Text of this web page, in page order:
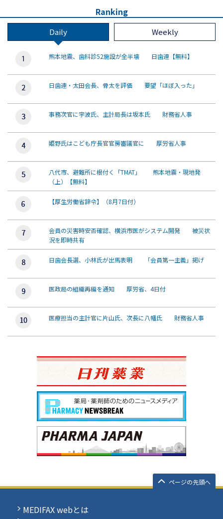
Ranking
Daily Weekly
熊本地震、歯科診52施設が全半壊 日歯連【無料】
日歯連・太田会長、骨太を評価 要望「ほぼ入った」
事務次官に宇波氏、主計局長は坂本氏 財務省人事
姫野氏はこども庁長官官房審議官に 厚労省人事
八代市、避難所に根付く「TMAT」 熊本地震・現地発
（上）【無料】
【厚生労働省辞令】（8月7日付）
会員の災害時安否確認、横浜市医がシステム開発 被災状
況を即時共有
日歯会長選、小林氏が出馬表明 「会員第一主義」掲げ
医政局の組織再編を通知 厚労省、4日付
医療担当の主計官に片山氏、次長に八幡氏 財務省人事
ページの先頭へ
MEDIFAX webとは